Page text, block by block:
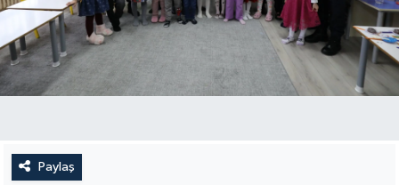
Paylaş